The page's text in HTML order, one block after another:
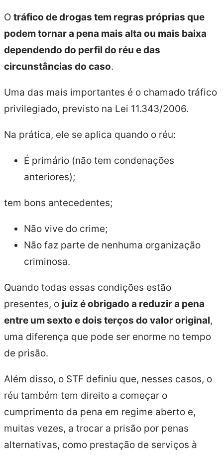
O tráfico de drogas tem regras próprias que
podem tornar a pena mais alta ou mais baixa
dependendo do perfil do réu e das
circunstâncias do caso.
Uma das mais importantes é o chamado tráfico
privilegiado, previsto na Lei 11.343/2006.
Na prática, ele se aplica quando o réu:
É primário (não tem condenações
anteriores);
tem bons antecedentes;
Não vive do crime;
Não faz parte de nenhuma organização
criminosa.
Quando todas essas condições estão
presentes, o juiz é obrigado a reduzir a pena
entre um sexto e dois terços do valor original,
uma diferença que pode ser enorme no tempo
de prisão.
Além disso, o STF definiu que, nesses casos, o
réu também tem direito a começar o
cumprimento da pena em regime aberto e,
muitas vezes, a trocar a prisão por penas
alternativas, como prestação de serviços à